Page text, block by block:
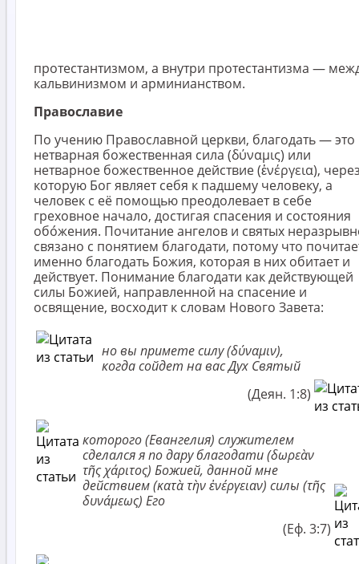
протестантизмом, а внутри протестантизма —
кальвинизмом и арминианством.
Православие
По учению Православной церкви, благодать — это
нетварная божественная сила (δύναμις) или
нетварное божественное действие (ἐνέργεια),
которую Бог являет себя к падшему человеку, а
человек с её помощью преодолевает в себе
греховное начало, достигая спасения и состояния
обо́жения. Почитание ангелов и святых
связано с понятием благодати, потому что
именно благодать Божия, которая в них обитает и
действует. Понимание благодати как действующей
силы Божией, направленной на спасение и
освящение, восходит к словам Нового Завета:
но вы при­мете силу (δύναμιν),
когда сойдет на вас Дух Святый
(Деян. 1:8)
которого (Евангелия) служителем
сделался я по дару благодати (δωρεὰν
τῆς χάριτος) Божией, данной мне
действием (κατὰ τὴν ἐνέργειαν) силы (τῆς
δυνάμεως) Его
(Еф. 3:7)